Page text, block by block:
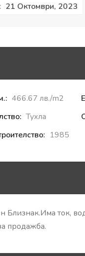
21 Октомври, 2023
466.67 лв./m2
Тухла
1985
Близнак.Има ток,
продажба.